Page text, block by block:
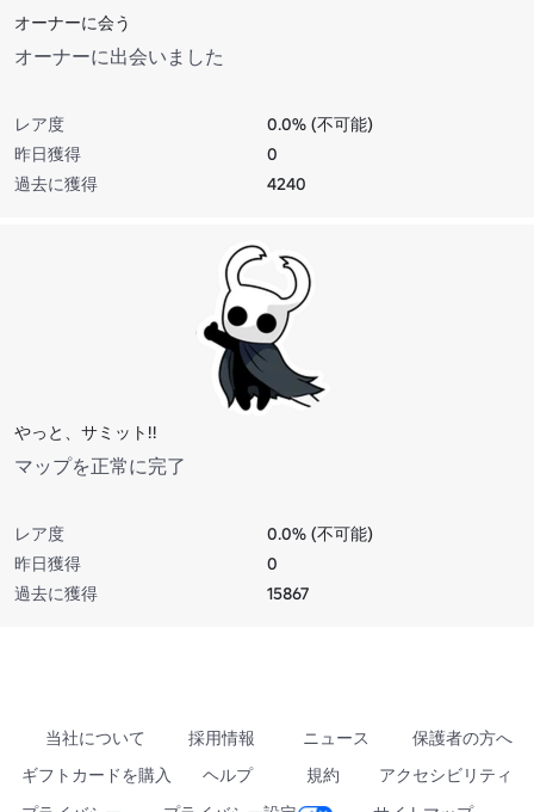
オーナーに会う
オーナーに出会いました
レア度
0.0% (不可能)
昨日獲得
0
過去に獲得
4240
やっと、サミット!!
マップを正常に完了
レア度
0.0% (不可能)
昨日獲得
0
過去に獲得
15867
当社について 採用情報 ニュース
保護者の方へ
ギフトカードを購入
ヘルプ 規約
アクセシビリティ